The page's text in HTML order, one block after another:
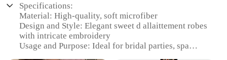
Specifications:
Material: High-quality, soft microfiber
Design and Style: Elegant sweet d allaittement robes
with intricate embroidery
Usage and Purpose: Ideal for bridal parties, spa